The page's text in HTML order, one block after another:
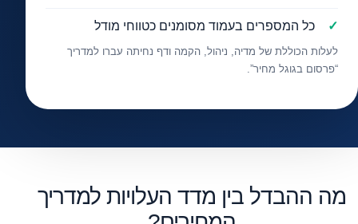
כל המספרים בעמוד מסומנים כטווחי מודל
לעלות הכוללת של מדיה, ניהול, הקמה ודף נחיתה עברו למדריך
“פרסום בגוגל מחיר”.
מה ההבדל בין מדד העלויות למדריך